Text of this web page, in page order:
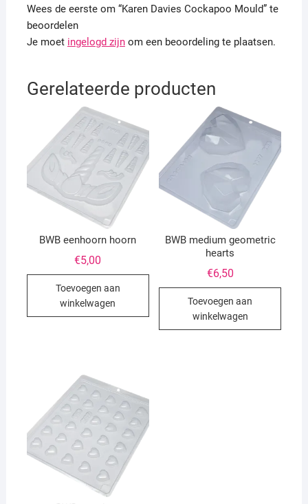
Wees de eerste om “Karen Davies Cockapoo Mould” te
beoordelen
Je moet ingelogd zijnom een beoordeling te plaatsen.
Gerelateerde producten
BWB eenhoorn hoorn
€5,00
Toevoegen aan
winkelwagen
BWB medium geometric
hearts
€6,50
Toevoegen aan
winkelwagen